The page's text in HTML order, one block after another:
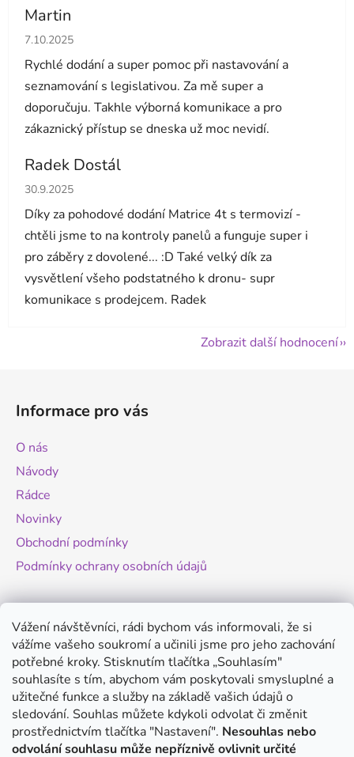
Vážení návštěvníci, rádi bychom vás informovali, že si
vážíme vašeho soukromí a učinili jsme pro jeho zachování
potřebné kroky. Stisknutím tlačítka „Souhlasím"
souhlasíte s tím, abychom vám poskytovali smysluplné a
užitečné funkce a služby na základě vašich údajů o
sledování. Souhlas můžete kdykoli odvolat či změnit
prostřednictvím tlačítka "Nastavení". Nesouhlas nebo
odvolání souhlasu může nepříznivě ovlivnit určité
Martin
Hodnocení obchodu je 5 z 5 hvězdiček.
7.10.2025
Rychlé dodání a super pomoc při nastavování a
seznamování s legislativou. Za mě super a
doporučuju. Takhle výborná komunikace a pro
zákaznický přístup se dneska už moc nevidí.
Radek Dostál
Hodnocení obchodu je 5 z 5 hvězdiček.
30.9.2025
Díky za pohodové dodání Matrice 4t s termovizí -
chtěli jsme to na kontroly panelů a funguje super i
pro záběry z dovolené... :D Také velký dík za
vysvětlení všeho podstatného k dronu- supr
komunikace s prodejcem. Radek
Zobrazit další hodnocení
Informace pro vás
O nás
Návody
Rádce
Novinky
Obchodní podmínky
Podmínky ochrany osobních údajů
Novinky
Změny legislativy pro provoz dronů - od
1.9.2025
20.8.2025
Antigravity A1 - revoluční minidron s 360°
kamerou
20.8.2025